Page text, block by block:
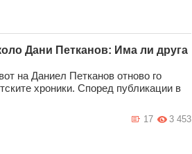
Дани Петканов: Има ли друга
на Даниел Петканов отново го
хроники. Според публикации в
3 453
17